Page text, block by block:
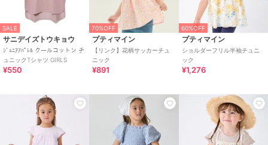
SALE
サニデイズトウキョウ
ｼﾞｭﾆｱｱﾊﾟﾚﾙ クールコットン チ
ュニックTシャツ GIRLS
¥550
70%OFF
プティマイン
【リンク】花柄サッカーチュ
ニック
¥891
60%OFF
プティマイン
ショルダーフリル半袖チュニ
ック
¥1,276